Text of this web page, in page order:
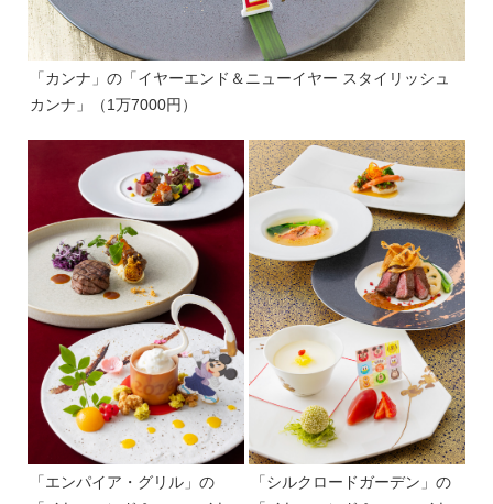
「カンナ」の「イヤーエンド＆ニューイヤー スタイリッシュ
カンナ」（1万7000円）
「エンパイア・グリル」の
「シルクロードガーデン」の